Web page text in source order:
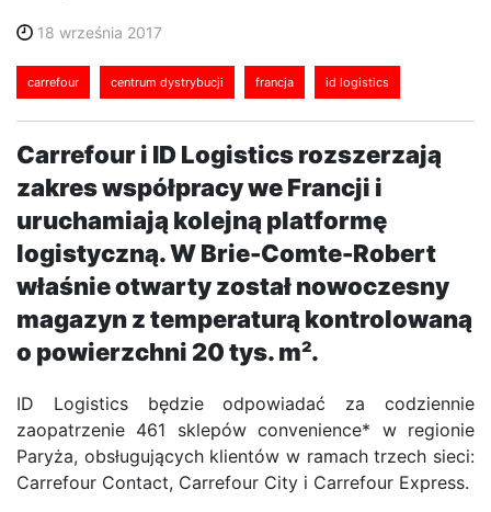
18 września 2017
carrefour centrum dystrybucji francja id logistics
Carrefour i ID Logistics rozszerzają
zakres współpracy we Francji i
uruchamiają kolejną platformę
logistyczną. W Brie-Comte-Robert
właśnie otwarty został nowoczesny
magazyn z temperaturą kontrolowaną
o powierzchni 20 tys. m².
ID Logistics będzie odpowiadać za codziennie
zaopatrzenie 461 sklepów convenience* w regionie
Paryża, obsługujących klientów w ramach trzech sieci:
Carrefour Contact, Carrefour City i Carrefour Express.